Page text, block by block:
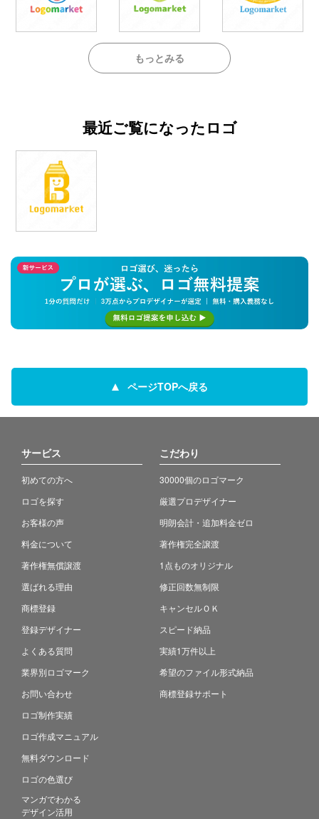
もっとみる
最近ご覧になったロゴ
ページTOPへ戻る
サービス
初めての方へ
ロゴを探す
お客様の声
料金について
著作権無償譲渡
選ばれる理由
商標登録
登録デザイナー
よくある質問
業界別ロゴマーク
お問い合わせ
ロゴ制作実績
ロゴ作成マニュアル
無料ダウンロード
ロゴの色選び
マンガでわかる
デザイン活用
こだわり
30000個のロゴマーク
厳選プロデザイナー
明朗会計・追加料金ゼロ
著作権完全譲渡
1点ものオリジナル
修正回数無制限
キャンセルＯＫ
スピード納品
実績1万件以上
希望のファイル形式納品
商標登録サポート